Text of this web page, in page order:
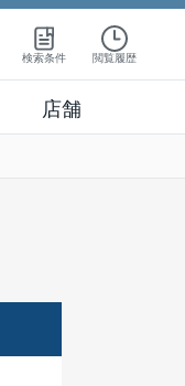
検索条件 閲覧履歴
店舗